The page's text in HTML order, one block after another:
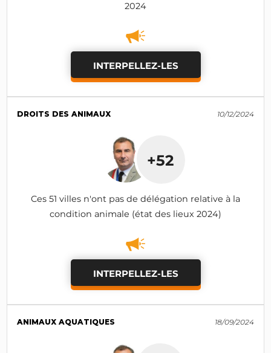
2024
INTERPELLEZ-LES
DROITS DES ANIMAUX 10/12/2024
+52
Ces 51 villes n'ont pas de délégation relative à la
condition animale (état des lieux 2024)
INTERPELLEZ-LES
ANIMAUX AQUATIQUES 18/09/2024